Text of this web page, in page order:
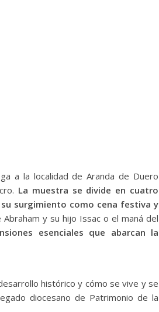
a la localidad de Aranda de Duero
La muestra se divide en cuatro
surgimiento como cena festiva y
y su hijo Issac o el maná del
esenciales que abarcan la
histórico y cómo se vive y se
diocesano de Patrimonio de la